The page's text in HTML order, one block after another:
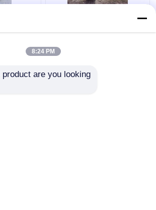
e prezzo accessibile
8:24 PM
product are you looking